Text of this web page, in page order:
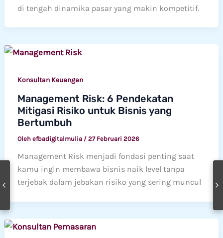
di tengah dinamika pasar yang makin kompetitif.
Konsultan Keuangan
Management Risk: 6 Pendekatan
Mitigasi Risiko untuk Bisnis yang
Bertumbuh
Oleh efbadigitalmulia / 27 Februari 2026
Management Risk menjadi fondasi penting saat
kamu ingin membawa bisnis naik level tanpa
terjebak dalam jebakan risiko yang sering muncul